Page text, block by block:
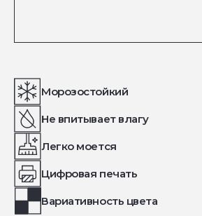
Морозостойкий
Не впитывает влагу
Легко моется
Цифровая печать
Вариативность цвета